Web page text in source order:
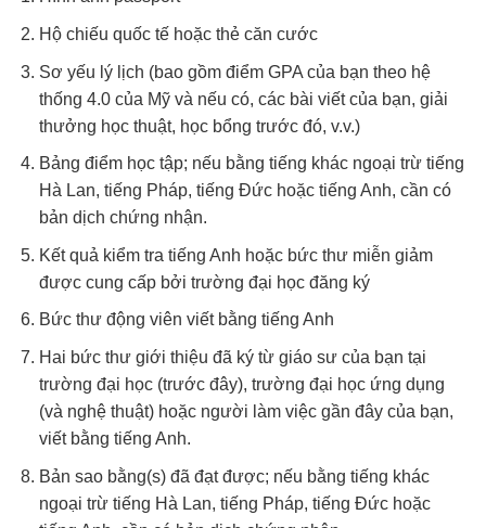
Hộ chiếu quốc tế hoặc thẻ căn cước
Sơ yếu lý lịch (bao gồm điểm GPA của bạn theo hệ
thống 4.0 của Mỹ và nếu có, các bài viết của bạn, giải
thưởng học thuật, học bổng trước đó, v.v.)
Bảng điểm học tập; nếu bằng tiếng khác ngoại trừ tiếng
Hà Lan, tiếng Pháp, tiếng Đức hoặc tiếng Anh, cần có
bản dịch chứng nhận.
Kết quả kiểm tra tiếng Anh hoặc bức thư miễn giảm
được cung cấp bởi trường đại học đăng ký
Bức thư động viên viết bằng tiếng Anh
Hai bức thư giới thiệu đã ký từ giáo sư của bạn tại
trường đại học (trước đây), trường đại học ứng dụng
(và nghệ thuật) hoặc người làm việc gần đây của bạn,
viết bằng tiếng Anh.
Bản sao bằng(s) đã đạt được; nếu bằng tiếng khác
ngoại trừ tiếng Hà Lan, tiếng Pháp, tiếng Đức hoặc